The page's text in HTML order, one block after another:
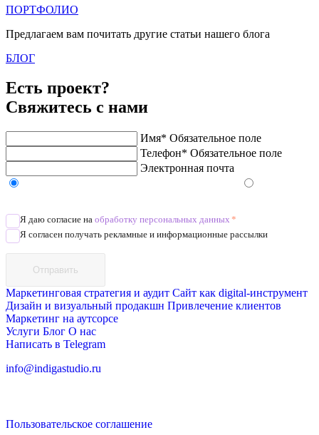
ПОРТФОЛИО
Предлагаем вам почитать другие статьи нашего блога
БЛОГ
Есть проект?
Свяжитесь с нами
Имя* Обязательное поле
Телефон* Обязательное поле
Электронная почта
Я даю согласие на обработку персональных данных *
Я согласен получать рекламные и информационные рассылки
Отправить
Маркетинговая стратегия и аудит Сайт как digital-инструмент
Дизайн и визуальный продакшн Привлечение клиентов
Маркетинг на аутсорсе
Услуги Блог О нас
Написать в Telegram
info@indigastudio.ru
Пользовательское соглашение